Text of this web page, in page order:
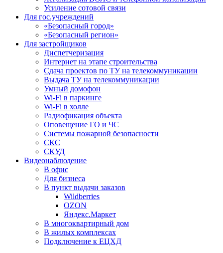
Усиление сотовой связи
Для гос.учреждений
«Безопасный город»
«Безопасный регион»
Для застройщиков
Диспетчеризация
Интернет на этапе строительства
Сдача проектов по ТУ на телекоммуникации
Выдача ТУ на телекоммуникации
Умный домофон
Wi-Fi в паркинге
Wi-Fi в холле
Радиофикация объекта
Оповещение ГО и ЧС
Системы пожарной безопасности
СКС
СКУД
Видеонаблюдение
В офис
Для бизнеса
В пункт выдачи заказов
Wildberries
OZON
Яндекс.Маркет
В многоквартирный дом
В жилых комплексах
Подключение к ЕЦХД